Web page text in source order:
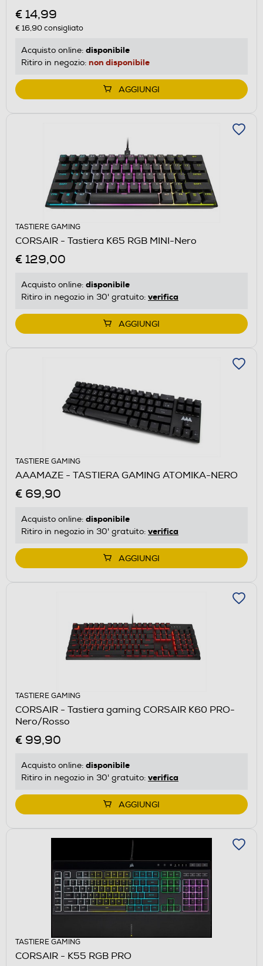
€ 14,99
€ 16,90consigliato
Acquisto online: disponibile
Ritiro in negozio: non disponibile
AGGIUNGI
TASTIERE GAMING
CORSAIR - Tastiera K65 RGB MINI-Nero
€ 129,00
Acquisto online: disponibile
Ritiro in negozio in 30' gratuito: verifica
AGGIUNGI
TASTIERE GAMING
AAAMAZE - TASTIERA GAMING ATOMIKA-NERO
€ 69,90
Acquisto online: disponibile
Ritiro in negozio in 30' gratuito: verifica
AGGIUNGI
TASTIERE GAMING
CORSAIR - Tastiera gaming CORSAIR K60 PRO-
Nero/Rosso
€ 99,90
Acquisto online: disponibile
Ritiro in negozio in 30' gratuito: verifica
AGGIUNGI
TASTIERE GAMING
CORSAIR - K55 RGB PRO